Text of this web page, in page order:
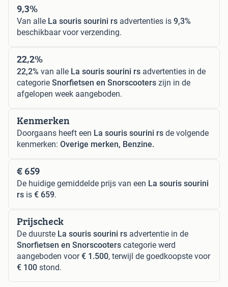
9,3%
Van alle La souris sourini rs advertenties is 9,3%
beschikbaar voor verzending.
22,2%
22,2% van alle La souris sourini rs advertenties in de
categorie Snorfietsen en Snorscooters zijn in de
afgelopen week aangeboden.
Kenmerken
Doorgaans heeft een La souris sourini rs de volgende
kenmerken: Overige merken, Benzine.
€ 659
De huidige gemiddelde prijs van een La souris sourini
rs is € 659.
Prijscheck
De duurste La souris sourini rs advertentie in de
Snorfietsen en Snorscooters categorie werd
aangeboden voor€ 1.500, terwijl de goedkoopste voor
€ 100 stond.